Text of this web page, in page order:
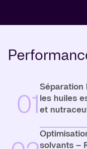
01
Séparation
les huiles
et
solvants –